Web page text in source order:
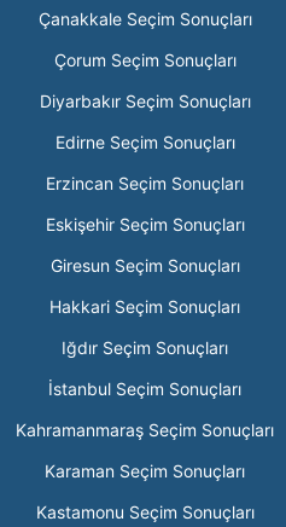
Çanakkale Seçim Sonuçları
Çorum Seçim Sonuçları
Diyarbakır Seçim Sonuçları
Edirne Seçim Sonuçları
Erzincan Seçim Sonuçları
Eskişehir Seçim Sonuçları
Giresun Seçim Sonuçları
Hakkari Seçim Sonuçları
Iğdır Seçim Sonuçları
İstanbul Seçim Sonuçları
Kahramanmaraş Seçim Sonuçları
Karaman Seçim Sonuçları
Kastamonu Seçim Sonuçları